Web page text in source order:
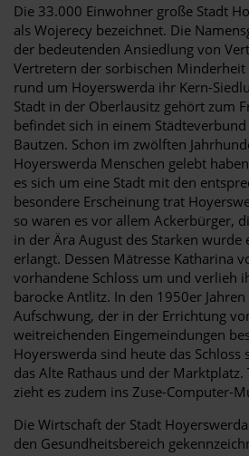
Die 33.000 Einwohner große Stadt
als Wojerecy bezeichnet. Die
der bedeutenden Ansiedlung von
Vertretern der sorbischen
rund um Hoyerswerda ihr Kern-
Stadt in der Oberlausitz gehört zum
befindet sich in einem
Bautzen. Schon im zwölften
Hoyerswerda Menschen gelebt
es sich um eine Stadt mit den
besondere Erscheinung trat
so waren es vor allem Ackerbürger,
in der Ära August des Starken wurde
erlangt. Dessen Mätresse Katharina
vorhandene Schloss um und verlieh
barocke Antlitz. In den 1950er
Aufschwung, der in der Errichtung
weitreichenden Eingemeindungen
Hoyerswerda sind heute das Schloss
das Alte Rathaus und der
zieht es zudem ins Zuse-Computer-
Die Wirtschaft der Stadt
den Gesundheitsbereich